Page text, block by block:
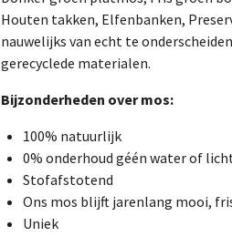
Houten takken, Elfenbanken,
nauwelijks van echt te
gerecyclede materialen.
Bijzonderheden over mos:
100% natuurlijk
0% onderhoud géén water of
Stofafstotend
Ons mos blijft jarenlang mooi,
Uniek